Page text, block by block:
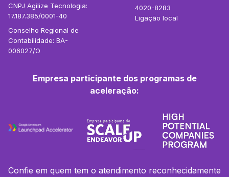
CNPJ Agilize Tecnologia:
17.187.385/0001-40
Conselho Regional de
Contabilidade: BA-
006027/O
4020-8283
Ligação local
Empresa participante dos programas de
aceleração:
Confie em quem tem o atendimento reconhecidamente